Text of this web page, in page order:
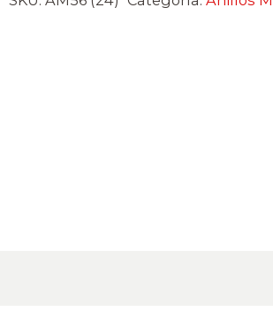
cantidad